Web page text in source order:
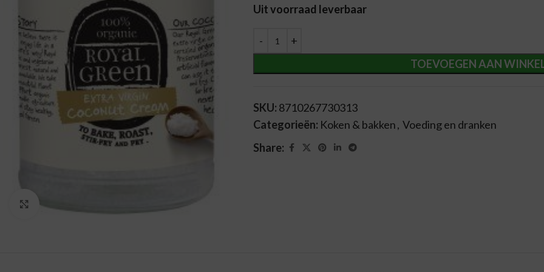
Vergroten
Uit voorraad leverbaar
TOEVOEGEN AAN
Alternative:
SKU: 8710267730313
Categorieën: Koken & bakken, Voeding en dranken
Share: